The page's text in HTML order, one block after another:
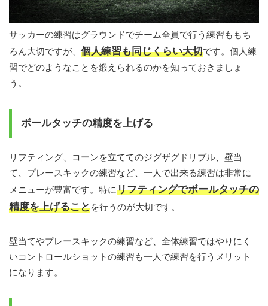
サッカーの練習はグラウンドでチーム全員で行う練習ももち
ろん大切ですが、 個人練習も同じくらい大切です。個人練
習でどのようなことを鍛えられるのかを知っておきましょ
う。
ボールタッチの精度を上げる
リフティング、コーンを立ててのジグザグドリブル、壁当
て、プレースキックの練習など、一人で出来る練習は非常に
メニューが豊富です。特にリフティングでボールタッチの
精度を上げることを行うのが大切です。
壁当てやプレースキックの練習など、全体練習ではやりにく
いコントロールショットの練習も一人で練習を行うメリット
になります。